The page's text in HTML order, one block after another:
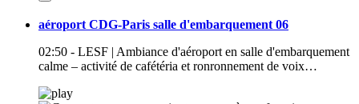
aéroport CDG-Paris salle d'embarquement 06
02:50 - LESF | Ambiance d'aéroport en salle d'embarquement
calme – activité de cafétéria et ronronnement de voix…